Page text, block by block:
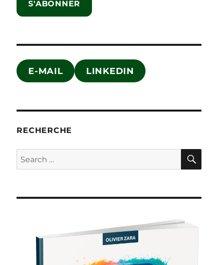
S'ABONNER
E-MAIL LINKEDIN
RECHERCHE
Search
for: